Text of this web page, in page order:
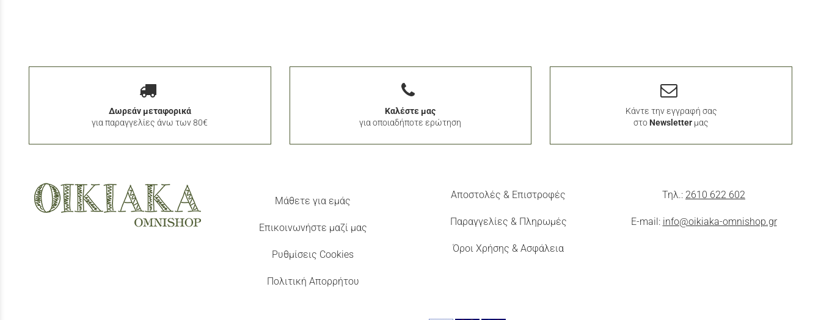
Δωρεάν μεταφορικά
για παραγγελίες άνω των 80€
Καλέστε μας
για οποιαδήποτε ερώτηση
Κάντε την εγγραφή σας
στο Newsletter μας
Μάθετε για εμάς
Επικοινωνήστε μαζί μας
Ρυθμίσεις Cookies
Πολιτική Απορρήτου
Αποστολές & Επιστροφές
Παραγγελίες & Πληρωμές
Όροι Χρήσης & Ασφάλεια
Τηλ.: 2610 622 602
E-mail: info@oikiaka-omnishop.gr